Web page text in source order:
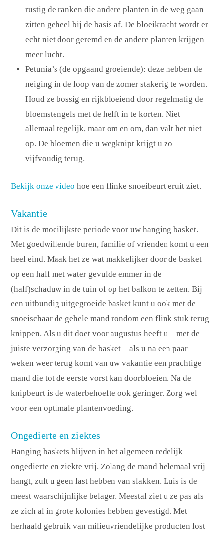
rustig de ranken die andere planten in de weg gaan
zitten geheel bij de basis af. De bloeikracht wordt er
echt niet door geremd en de andere planten krijgen
meer lucht.
Petunia’s (de opgaand groeiende): deze hebben de
neiging in de loop van de zomer stakerig te worden.
Houd ze bossig en rijkbloeiend door regelmatig de
bloemstengels met de helft in te korten. Niet
allemaal tegelijk, maar om en om, dan valt het niet
op. De bloemen die u wegknipt krijgt u zo
vijfvoudig terug.
Bekijk onze video hoe een flinke snoeibeurt eruit ziet.
Vakantie
Dit is de moeilijkste periode voor uw hanging basket.
Met goedwillende buren, familie of vrienden komt u een
heel eind. Maak het ze wat makkelijker door de basket
op een half met water gevulde emmer in de
(half)schaduw in de tuin of op het balkon te zetten. Bij
een uitbundig uitgegroeide basket kunt u ook met de
snoeischaar de gehele mand rondom een flink stuk terug
knippen. Als u dit doet voor augustus heeft u – met de
juiste verzorging van de basket – als u na een paar
weken weer terug komt van uw vakantie een prachtige
mand die tot de eerste vorst kan doorbloeien. Na de
knipbeurt is de waterbehoefte ook geringer. Zorg wel
voor een optimale plantenvoeding.
Ongedierte en ziektes
Hanging baskets blijven in het algemeen redelijk
ongedierte en ziekte vrij. Zolang de mand helemaal vrij
hangt, zult u geen last hebben van slakken. Luis is de
meest waarschijnlijke belager. Meestal ziet u ze pas als
ze zich al in grote kolonies hebben gevestigd. Met
herhaald gebruik van milieuvriendelijke producten lost